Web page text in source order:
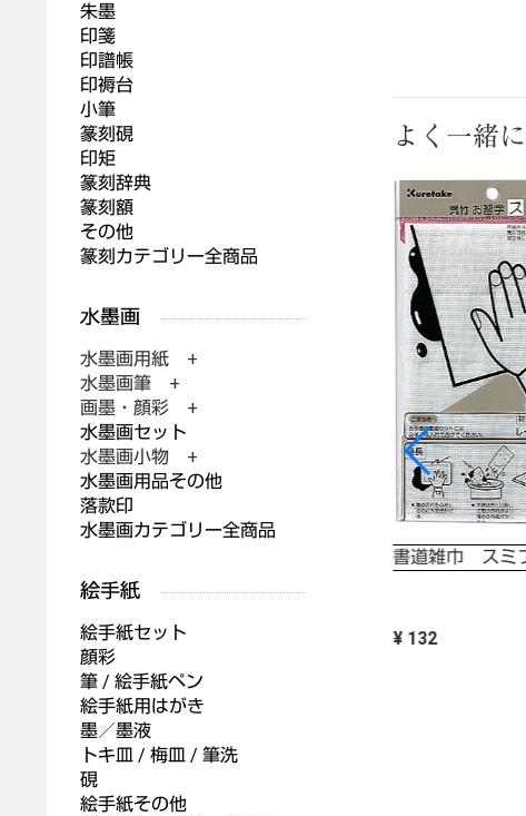
よく一緒
¥ 1,760
書道雑巾 スミ
¥ 132
朱墨
印箋
印譜帳
印褥台
小筆
篆刻硯
印矩
篆刻辞典
篆刻額
その他
篆刻カテゴリー全商品
水墨画用紙 +
水墨画筆 +
画墨・顔彩 +
水墨画セット
水墨画小物 +
水墨画用品その他
落款印
水墨画カテゴリー全商品
絵手紙セット
顔彩
筆 / 絵手紙ペン
絵手紙用はがき
墨／墨液
トキ皿 / 梅皿 / 筆洗
硯
絵手紙その他